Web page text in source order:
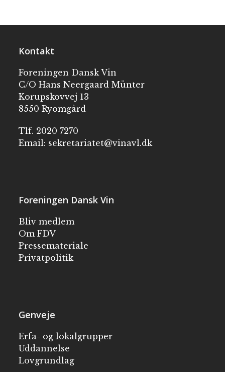
Kontakt
Foreningen Dansk Vin
C/O Hans Neergaard Münter
Korupskovvej 13
8550 Ryomgård
Tlf. 2020 7270
Email: sekretariatet@vinavl.dk
Foreningen Dansk Vin
Bliv medlem
Om FDV
Pressemateriale
Privatpolitik
Genveje
Erfa- og lokalgrupper
Uddannelse
Lovgrundlag